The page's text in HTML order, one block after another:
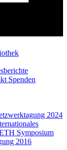
Spenden
2024
Symposium
2016